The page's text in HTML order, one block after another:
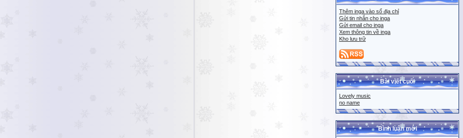
Thêm inga vào sổ địa chỉ
Gửi tin nhắn cho inga
Gửi email cho inga
Xem thông tin về inga
Kho lưu trữ
Bài viết cuối
Lovely music
no name
Bình luận mới